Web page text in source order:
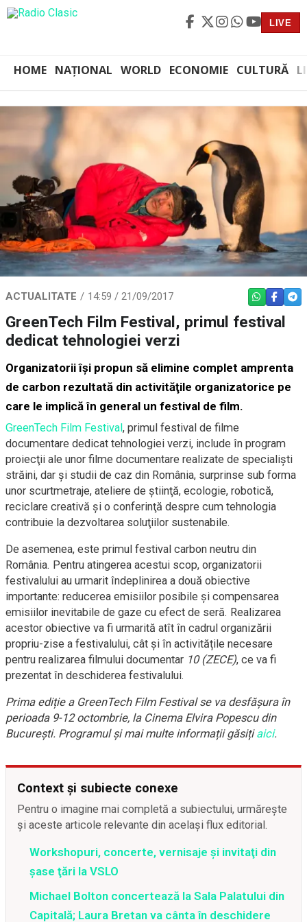
LIVE
HOME NAȚIONAL WORLD ECONOMIE CULTURĂ
ACTUALITATE 14:59 / 21/09/2017 WHATSAPP
GreenTech Film Festival, primul festival
dedicat tehnologiei verzi
Organizatorii îşi propun să elimine complet amprenta
de carbon rezultată din activităţile organizatorice pe
care le implică în general un festival de film.
GreenTech Film Festival, primul festival de filme
documentare dedicat tehnologiei verzi, include în program
proiecţii ale unor filme documentare realizate de specialişti
străini, dar şi studii de caz din România, surprinse sub forma
unor scurtmetraje, ateliere de ştiinţă, ecologie, robotică,
reciclare creativă şi o conferinţă despre cum tehnologia
contribuie la dezvoltarea soluţiilor sustenabile.
De asemenea, este primul festival carbon neutru din
România. Pentru atingerea acestui scop, organizatorii
festivalului au urmarit îndeplinirea a două obiective
importante: reducerea emisiilor posibile și compensarea
emisiilor inevitabile de gaze cu efect de seră. Realizarea
acestor obiective va fi urmarită atît în cadrul organizării
propriu-zise a festivalului, cât și în activitățile necesare
pentru realizarea filmului documentar 10 (ZECE), ce va fi
prezentat în deschiderea festivalului.
Prima ediție a GreenTech Film Festival se va desfășura în
perioada 9-12 octombrie, la Cinema Elvira Popescu din
Bucureşti. Programul și mai multe informații găsițiaici.
Context și subiecte conexe
Pentru o imagine mai completă a subiectului, urmărește
și aceste articole relevante din același flux editorial.
Workshopuri, concerte, vernisaje şi invitaţi din
şase ţări la VSLO
Michael Bolton concertează la Sala Palatului din
Capitală; Laura Bretan va cânta în deschidere